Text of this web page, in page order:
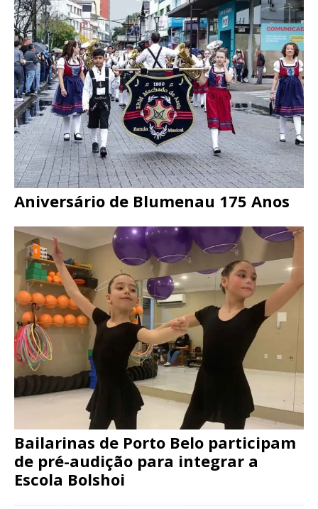
Aniversário de Blumenau 175 Anos
Bailarinas de Porto Belo participam
de pré-audição para integrar a
Escola Bolshoi